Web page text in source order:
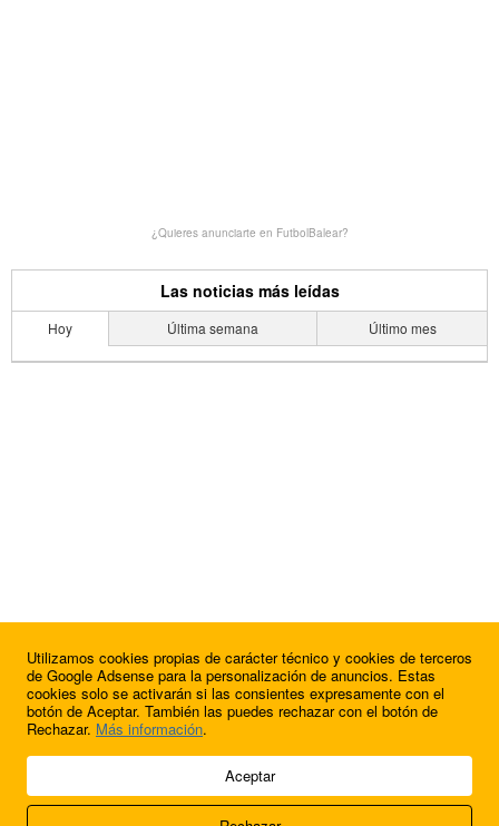
¿Quieres anunciarte en FutbolBalear?
Las noticias más leídas
Hoy Última semana Último mes
© 2009 - 2026 Soluciones Corporativas IP, SL.
Utilizamos cookies propias de carácter técnico y cookies de terceros
de Google Adsense para la personalización de anuncios. Estas
cookies solo se activarán si las consientes expresamente con el
botón de Aceptar. También las puedes rechazar con el botón de
Rechazar. Más información.
Aceptar